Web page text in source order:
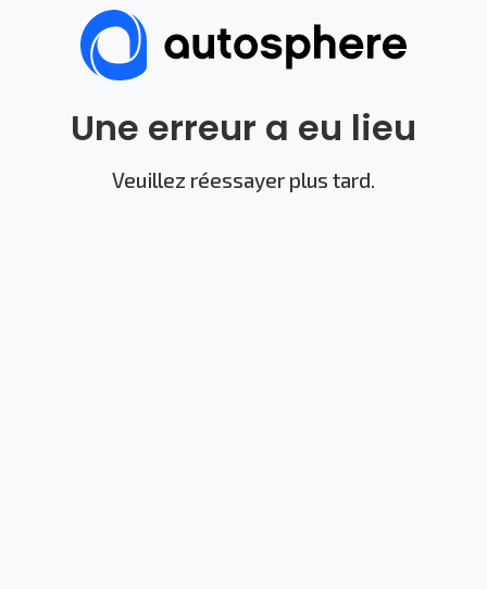
Une erreur a eu lieu
Veuillez réessayer plus tard.